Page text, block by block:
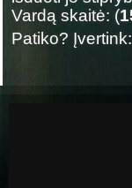
Vardą skaitė: (
Patiko? Įvertink: